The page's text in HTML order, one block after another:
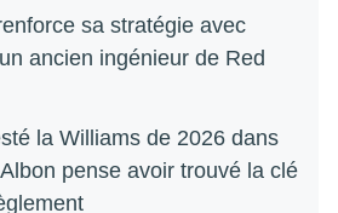
sa stratégie avec
ancien ingénieur de Red
la Williams de 2026 dans
pense avoir trouvé la clé